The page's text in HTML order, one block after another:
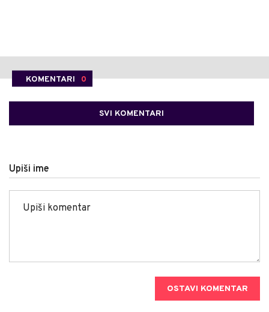
KOMENTARI 0
SVI KOMENTARI
Upiši ime
OSTAVI KOMENTAR